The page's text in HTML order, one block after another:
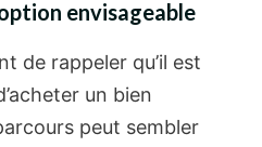
envisageable
de rappeler qu’il est
un bien
peut sembler